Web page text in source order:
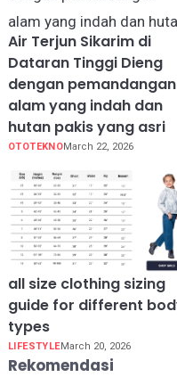
Air Terjun Sikarim di
Dataran Tinggi Dieng
dengan pemandangan
alam yang indah dan
hutan pakis yang asri
OTOTEKNOMarch 22, 2026
all size clothing sizing
guide for different
types
LIFESTYLEMarch 20, 2026
Rekomendasi